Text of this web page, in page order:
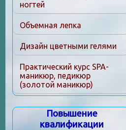
ногтей
Объемная лепка
Дизайн цветными гелями
Практический курс SPA-
маникюр, педикюр
(золотой маникюр)
Повышение
квалификации